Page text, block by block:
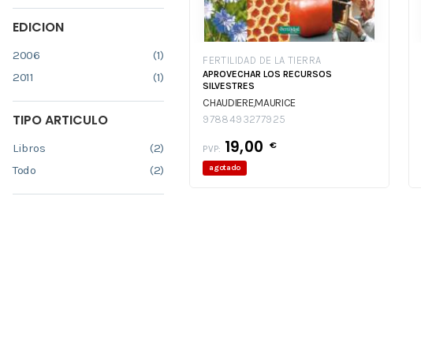
EDICION
2006
(1)
2011
(1)
TIPO ARTICULO
Libros
(2)
Todo
(2)
FERTILIDAD DE LA TIERRA
APROVECHAR LOS RECURSOS
SILVESTRES
CHAUDIERE,MAURICE
9788493277925
PVP: 19,00 €
agotado